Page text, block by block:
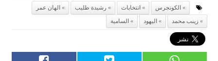
الكونجرس انتخابات رشيدة طليب
الهان عمر
زينب محمد
اليهود السامية